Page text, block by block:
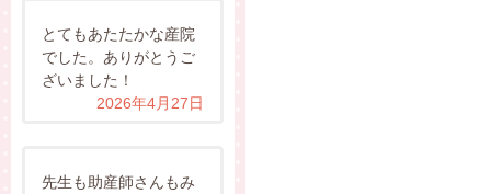
とてもあたたかな産院
でした。ありがとうご
ざいました！
2026年4月27日
先生も助産師さんもみ